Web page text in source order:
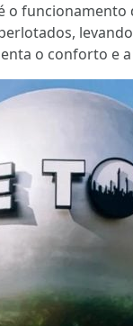
o funcionamento
o conforto e